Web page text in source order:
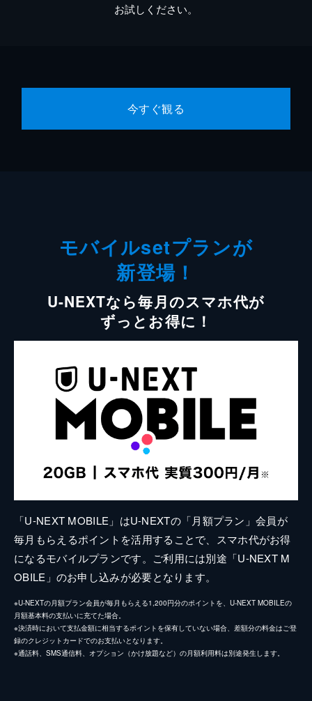
お試しください。
今すぐ観る
モバイルsetプランが
新登場！
U-NEXTなら毎月のスマホ代が
ずっとお得に！
「U-NEXT MOBILE」はU-NEXTの「月額プラン」会員が
毎月もらえるポイントを活用することで、スマホ代がお得
になるモバイルプランです。ご利用には別途「U-NEXT M
OBILE」のお申し込みが必要となります。
※U-NEXTの月額プラン会員が毎月もらえる1,200円分のポイントを、U-NEXT MOBILEの
月額基本料の支払いに充てた場合。
※決済時において支払金額に相当するポイントを保有していない場合、差額分の料金はご登
録のクレジットカードでのお支払いとなります。
※通話料、SMS通信料、オプション（かけ放題など）の月額利用料は別途発生します。